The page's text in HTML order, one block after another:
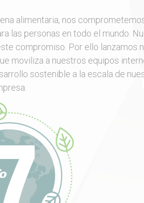
alimentaria, nos
las personas en todo el mundo.
compromiso. Por ello lanzamos
moviliza a nuestros equipos
sostenible a la escala de